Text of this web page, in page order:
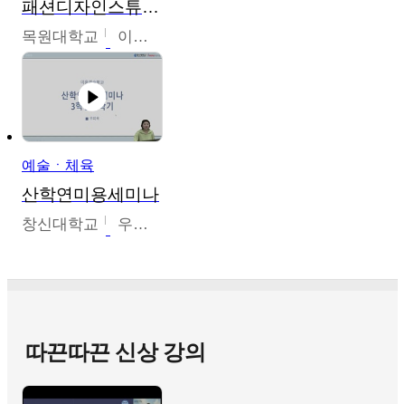
패션디자인스튜디오
목원대학교 이건희
예술ㆍ체육
산학연미용세미나
창신대학교 우미옥,오윤경,박선이
따끈따끈 신상 강의